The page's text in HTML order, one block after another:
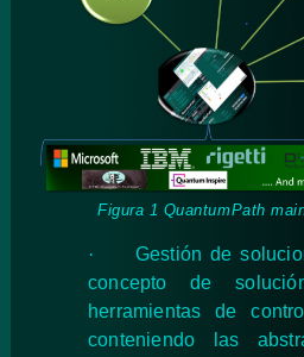
Figura 1 QuantumPath
·
Gestión de
concepto de
herramientas de
conteniendo las